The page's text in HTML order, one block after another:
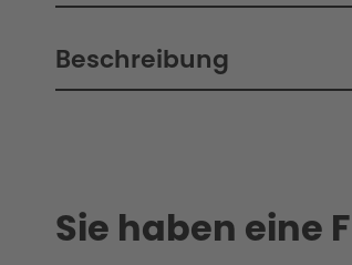
Beschreibung
Sie haben eine